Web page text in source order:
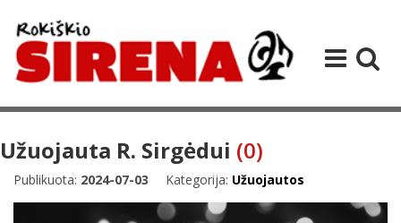
Užuojauta R. Sirgėdui (0)
Publikuota: 2024-07-03 Kategorija: Užuojautos